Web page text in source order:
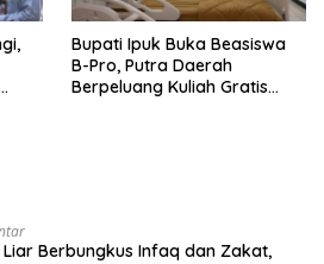
Bupati Ipuk Buka Beasiswa
B-Pro, Putra Daerah
Berpeluang Kuliah Gratis
Berbungkus Infaq dan Zakat,